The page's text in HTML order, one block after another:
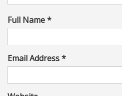
Full Name *
Email Address *